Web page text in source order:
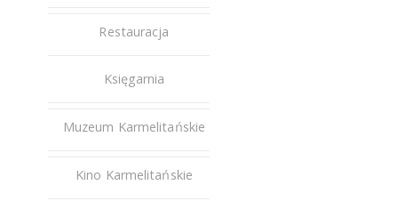
Restauracja
Księgarnia
Muzeum Karmelitańskie
Kino Karmelitańskie